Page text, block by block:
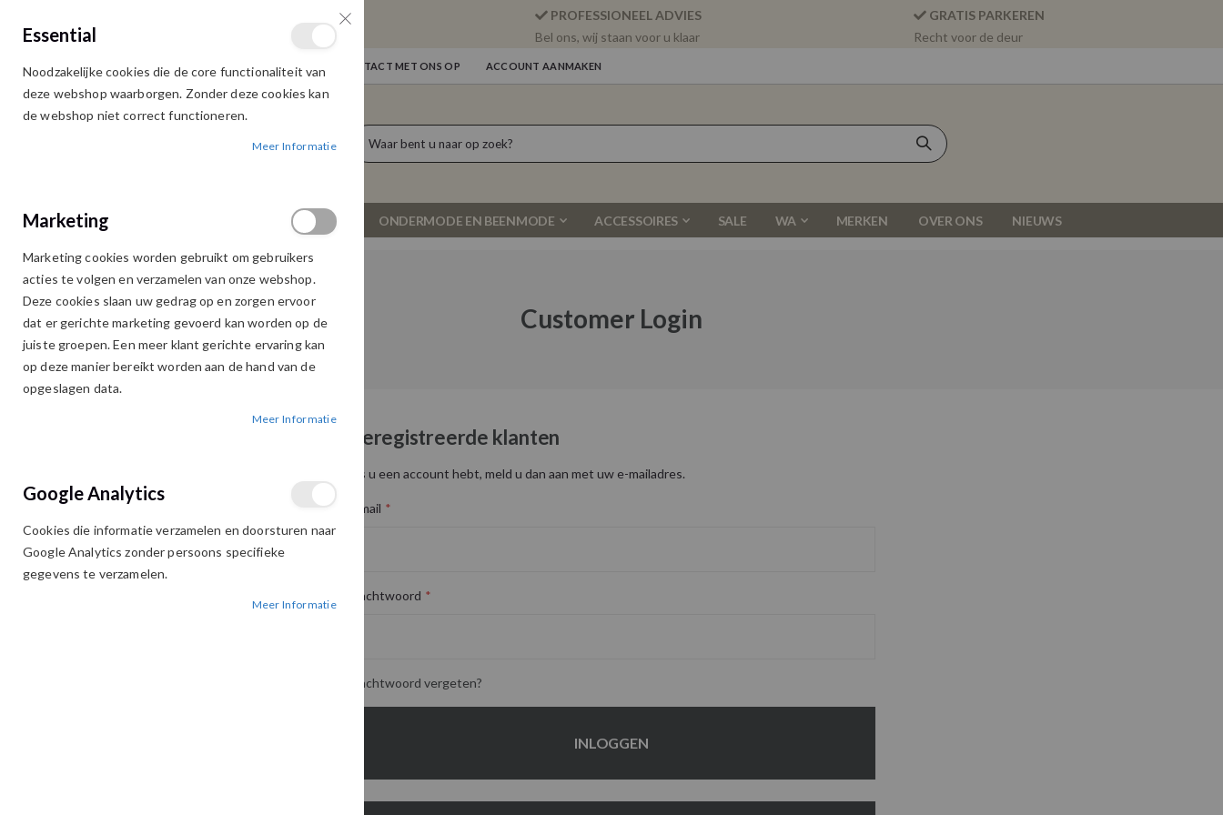
PROFESSIONEEL ADVIES
Bel ons, wij staan voor u klaar
GRATIS PARKEREN
Recht voor de deur
Ga
naar
de
WELKOM NIEUWS INLOGGEN NEEM CONTACT MET ONS OP ACCOUNT AANMAKEN
Cart
DAMESKLEDING ONDERMODE EN BEENMODE ACCESSOIRES SALE WA MERKEN OVER ONS NIEUWS
Customer Login
Geregistreerde klanten
Als u een account hebt, meld u dan aan met uw e-mailadres.
E-mail
Wachtwoord
Wachtwoord vergeten?
INLOGGEN
Essential
Noodzakelijke cookies die de core functionaliteit van
deze webshop waarborgen. Zonder deze cookies kan
de webshop niet correct functioneren.
Meer Informatie
Marketing
Marketing cookies worden gebruikt om gebruikers
acties te volgen en verzamelen van onze webshop.
Deze cookies slaan uw gedrag op en zorgen ervoor
dat er gerichte marketing gevoerd kan worden op de
juiste groepen. Een meer klant gerichte ervaring kan
op deze manier bereikt worden aan de hand van de
opgeslagen data.
Meer Informatie
Google Analytics
Cookies die informatie verzamelen en doorsturen naar
Google Analytics zonder persoons specifieke
gegevens te verzamelen.
Meer Informatie